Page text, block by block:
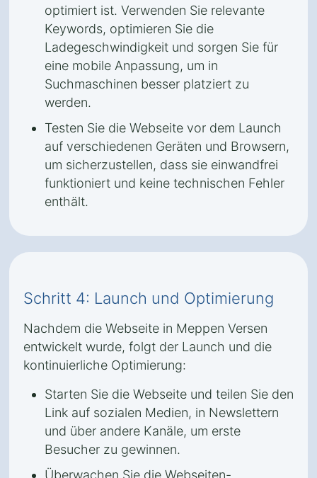
optimiert ist. Verwenden Sie relevante
Keywords, optimieren Sie die
Ladegeschwindigkeit und sorgen Sie für
eine mobile Anpassung, um in
Suchmaschinen besser platziert zu
werden.
Testen Sie die Webseite vor dem Launch
auf verschiedenen Geräten und Browsern,
um sicherzustellen, dass sie einwandfrei
funktioniert und keine technischen Fehler
enthält.
Schritt 4: Launch und Optimierung
Nachdem die Webseite in Meppen Versen
entwickelt wurde, folgt der Launch und die
kontinuierliche Optimierung:
Starten Sie die Webseite und teilen Sie den
Link auf sozialen Medien, in Newslettern
und über andere Kanäle, um erste
Besucher zu gewinnen.
Überwachen Sie die Webseiten-